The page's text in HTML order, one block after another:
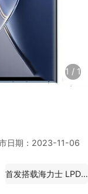
1 / 1
市日期：2023-11-06
首发搭载海力士 LPDDR5T 内存